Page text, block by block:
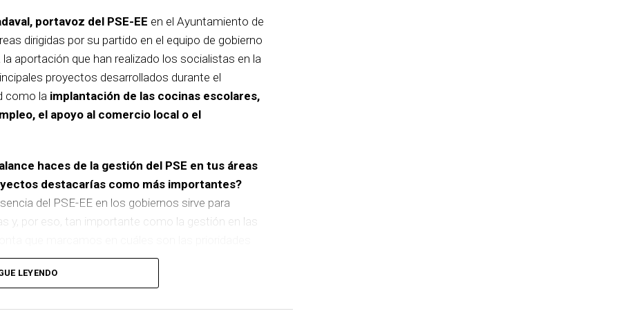
portavoz del PSE-EE en el Ayuntamiento de
dirigidas por su partido en el equipo de gobierno
aportación que han realizado los socialistas en la
proyectos desarrollados durante el
como la implantación de las cocinas escolares,
el apoyo al comercio local o el
haces de la gestión del PSE en tus áreas
destacarías como más importantes?
del PSE-EE en los gobiernos sirve para
y, por eso, tan importante como la gestión en las
cinco ascensores para garantizar la accesibilidad
que transformará la movilidad y la accesibilidad de
LEYENDO